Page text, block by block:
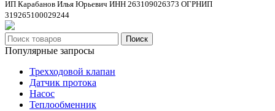
ИП Карабанов Илья Юрьевич ИНН 263109026373 ОГРНИП
319265100029244
Поиск
Популярные запросы
Трехходовой клапан
Датчик протока
Насос
Теплообменник